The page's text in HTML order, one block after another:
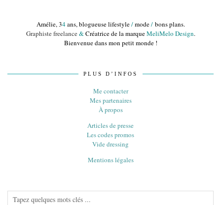
Amélie, 34ans, blogueuse lifestyle/mode/bons plans.
Graphiste freelance&Créatrice de la marqueMeliMelo Design.
Bienvenue dans mon petit monde !
PLUS D’INFOS
Me contacter
Mes partenaires
À propos
Articles de presse
Les codes promos
Vide dressing
Mentions légales